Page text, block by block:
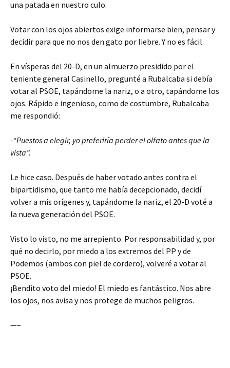
una patada en nuestro culo.
Votar con los ojos abiertos exige informarse bien, pensar y
decidir para que no nos den gato por liebre. Y no es fácil.
En vísperas del 20-D, en un almuerzo presidido por el
teniente general Casinello, pregunté a Rubalcaba si debía
votar al PSOE, tapándome la nariz, o a otro, tapándome los
ojos. Rápido e ingenioso, como de costumbre, Rubalcaba
me respondió:
-“Puestos a elegir, yo preferiría perder el olfato antes que la
vista”.
Le hice caso. Después de haber votado antes contra el
bipartidismo, que tanto me había decepcionado, decidí
volver a mis orígenes y, tapándome la nariz, el 20-D voté a
la nueva generación del PSOE.
Visto lo visto, no me arrepiento. Por responsabilidad y, por
qué no decirlo, por miedo a los extremos del PP y de
Podemos (ambos con piel de cordero), volveré a votar al
PSOE.
¡Bendito voto del miedo! El miedo es fantástico. Nos abre
los ojos, nos avisa y nos protege de muchos peligros.
—–